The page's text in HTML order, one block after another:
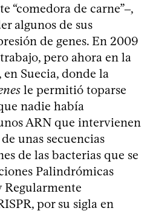
“comedora de carne”‒,
algunos de sus
de genes. En 2009
pero ahora en la
Suecia, donde la
le permitió toparse
nadie había
ARN que intervienen
unas secuencias
de las bacterias que se
Palindrómicas
Regularmente
por su sigla en